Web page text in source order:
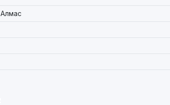
Алмас